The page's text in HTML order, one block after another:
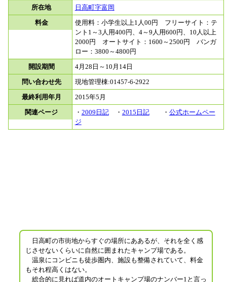
所在地
日高町字富岡
料金
使用料：小学生以上1人00円 フリーサイト：テ
ント1～3人用400円、4～9人用600円、10人以上
2000円 オートサイト：1600～2500円 バンガ
ロー：3800～4800円
開設期間
4月28日～10月14日
問い合わせ先
現地管理棟:01457-6-2922
最終利用年月
2015年5月
関連ページ
・ 2009日記・ 2015日記・ 公式ホームペー
ジ
日高町の市街地からすぐの場所にああるが、それを全く感
じさせないくらいに自然に囲まれたキャンプ場である。
温泉にコンビニも徒歩圏内、施設も整備されていて、料金
もそれ程高くはない。
総合的に見れば道内のオートキャンプ場のナンバー1と言っ